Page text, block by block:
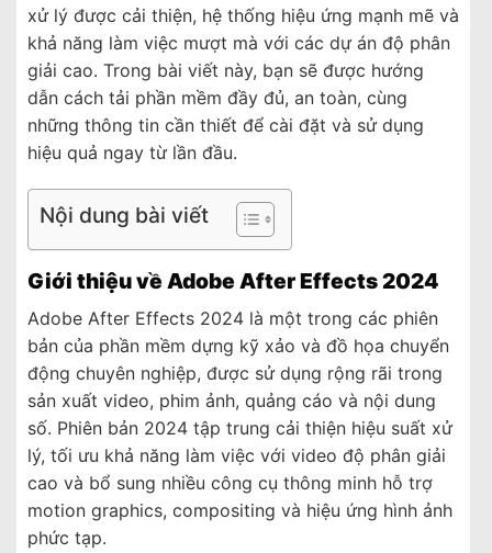
xử lý được cải thiện, hệ thống hiệu ứng mạnh mẽ và
khả năng làm việc mượt mà với các dự án độ phân
giải cao. Trong bài viết này, bạn sẽ được hướng
dẫn cách tải phần mềm đầy đủ, an toàn, cùng
những thông tin cần thiết để cài đặt và sử dụng
hiệu quả ngay từ lần đầu.
Nội dung bài viết
Giới thiệu về Adobe After Effects 2024
Adobe After Effects 2024 là một trong các phiên
bản của phần mềm dựng kỹ xảo và đồ họa chuyển
động chuyên nghiệp, được sử dụng rộng rãi trong
sản xuất video, phim ảnh, quảng cáo và nội dung
số. Phiên bản 2024 tập trung cải thiện hiệu suất xử
lý, tối ưu khả năng làm việc với video độ phân giải
cao và bổ sung nhiều công cụ thông minh hỗ trợ
motion graphics, compositing và hiệu ứng hình ảnh
phức tạp.